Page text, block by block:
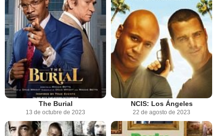
The Burial
13 de octubre de 2023
NCIS: Los Ángeles
22 de agosto de 2023